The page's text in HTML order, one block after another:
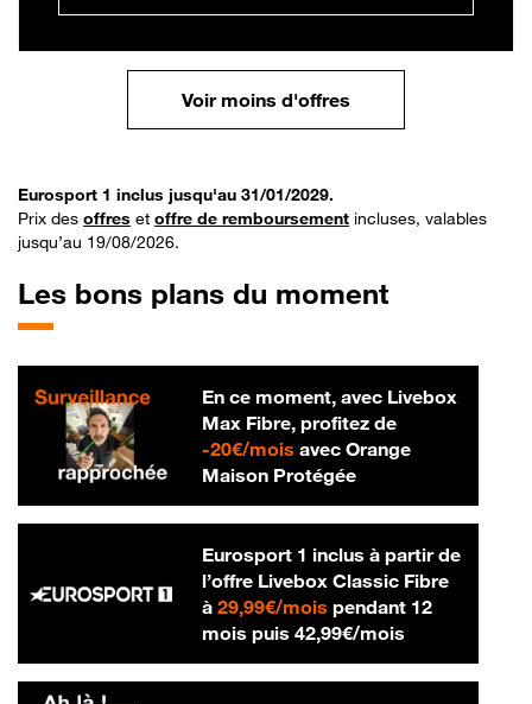
Voir moins d'offres
Eurosport 1 inclus jusqu'au 31/01/2029.
Prix des offres et offre de remboursement incluses, valables
jusqu’au 19/08/2026.
Les bons plans du moment
En ce moment, avec Livebox
Max Fibre, profitez de
-20€/mois20 € par mois
avec Orange
Maison Protégée
Eurosport 1 inclus à partir de
l’offre Livebox Classic Fibre
à 29,99€/mois29,99 € par mois
pendant 12
mois puis 42,99€/mois42,99 € par